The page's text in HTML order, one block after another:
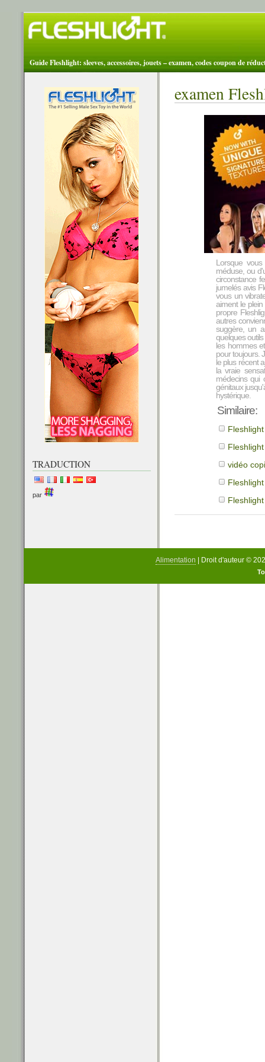
Guide Fleshlight: sleeves, accessoires, jouets – examen, codes coupon de
examen
Lorsque
méduse, ou
circonstance
jumelés avis
vous un
aiment le
propre
autres
suggère, un
quelques
les hommes
pour toujours.
le plus récent
la vraie
médecins qui
génitaux
hystérique.
Similaire:
vidéo
TRADUCTION
par
Alimentation | Droit d'auteur ©